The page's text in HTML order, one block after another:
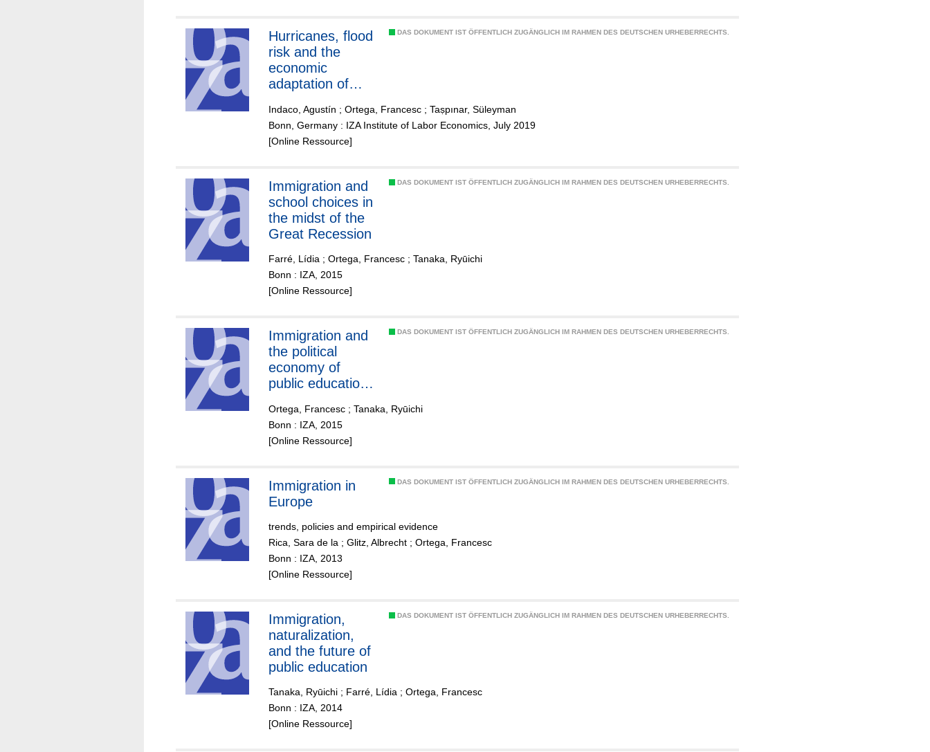
DAS DOKUMENT IST ÖFFENTLICH ZUGÄNGLICH IM RAHMEN DES DEUTSCHEN URHEBERRECHTS.
Hurricanes, flood
risk and the
economic
adaptation of
Indaco, Agustín ; Ortega, Francesc ; Taṣpınar, Süleyman
Bonn, Germany : IZA Institute of Labor Economics, July 2019
[Online Ressource]
DAS DOKUMENT IST ÖFFENTLICH ZUGÄNGLICH IM RAHMEN DES DEUTSCHEN URHEBERRECHTS.
Immigration and
school choices in
the midst of the
Great Recession
Farré, Lídia ; Ortega, Francesc ; Tanaka, Ryūichi
Bonn : IZA, 2015
[Online Ressource]
DAS DOKUMENT IST ÖFFENTLICH ZUGÄNGLICH IM RAHMEN DES DEUTSCHEN URHEBERRECHTS.
Immigration and
the political
economy of
public education:
perspectives
Ortega, Francesc ; Tanaka, Ryūichi
Bonn : IZA, 2015
[Online Ressource]
DAS DOKUMENT IST ÖFFENTLICH ZUGÄNGLICH IM RAHMEN DES DEUTSCHEN URHEBERRECHTS.
Immigration in
Europe
trends, policies and empirical evidence
Rica, Sara de la ; Glitz, Albrecht ; Ortega, Francesc
Bonn : IZA, 2013
[Online Ressource]
DAS DOKUMENT IST ÖFFENTLICH ZUGÄNGLICH IM RAHMEN DES DEUTSCHEN URHEBERRECHTS.
Immigration,
naturalization,
and the future of
public education
Tanaka, Ryūichi ; Farré, Lídia ; Ortega, Francesc
Bonn : IZA, 2014
[Online Ressource]